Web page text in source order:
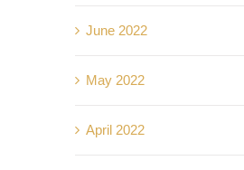
June 2022
May 2022
April 2022